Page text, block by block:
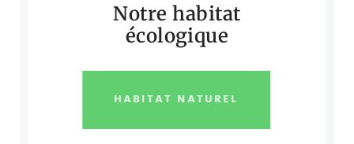
Notre habitat
écologique
HABITAT NATUREL